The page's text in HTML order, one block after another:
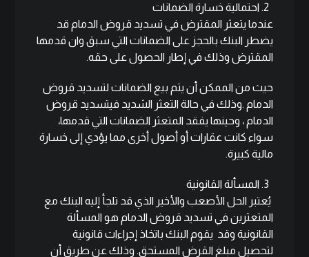
احتمالية خسارة الضمانات
عندما يتعثر المقترض في تسديد قروض الدمام قد
يضطر البنك بالحجز على الضمانات التي سبق وان قدمها
المقترض وذلك في إطار الحصول على حقه.
حيث من الممكن أن يتم بيع الضمانات لتسديد قروض
الدمام .وذلك في حالة التعثر الشديد فيتسديد قروض
الدمام ، وحينها يفقد المتعثر الضمانات التي قدمها،
سواء كانت عقارات أو أصول أخرى مما يؤدي إلى خسارة
مالية كبيرة.
المسألة القانونية
يُعتبر الحل الأصعب والأخير الذي قد تلجأ إليه البنك مع
المتعثرين في تسديد قروض الدمام هو المسألة
القانونية وقد يقوم البنك باتخاذ إجراءات قانونية
لتحصيل مبلغ القرض المستحق. وذلك عن طريق أن